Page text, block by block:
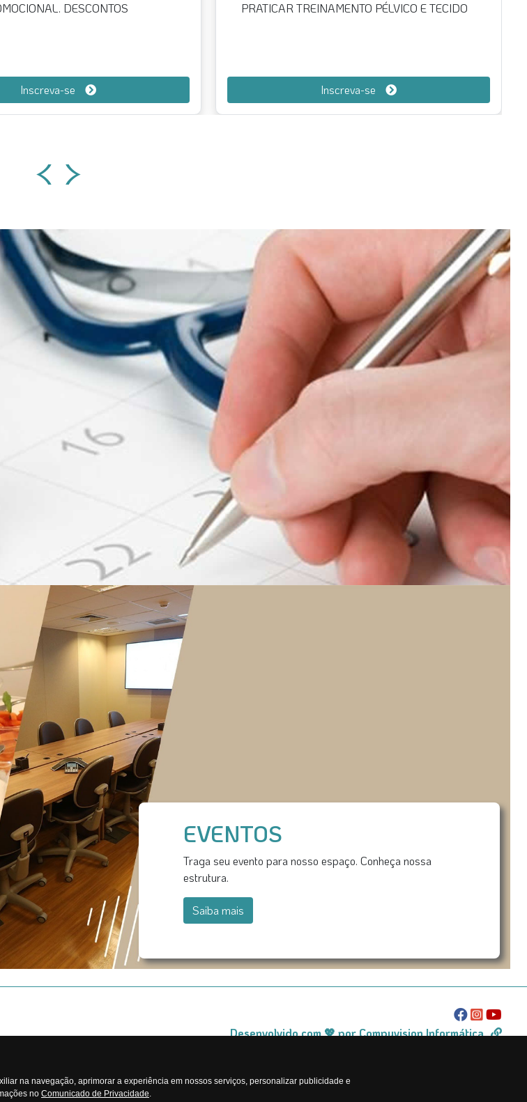
PÉLVICO E TECIDO
RESIDENTES. PEDIMOS QUE
SEU COMPROVANTE DE
DO MESMO, NÃO SERÁ
INDÚSTRIAS, EMPRESAS E EX-
Inscreva-se
DISCUSSÃO EM TEMPO REAL ENTRE OS
HABILIDADES EM CIRURGIA POR
LAPAROSCOPIA, POR MEIO DA PRÁTICA EM
TECIDO VIVO SOB TUTORIAIS DE
Inscreva-se
‹›
EVENTOS
Traga seu evento para nosso espaço. Conheça nossa
estrutura.
Saiba mais
na navegação, aprimorar a experiência em nossos serviços, personalizar publicidade e
no Comunicado de Privacidade.
Desenvolvido com 💖 por Compuvision Informática